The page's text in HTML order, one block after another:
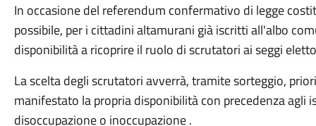
In occasione del referendum confermativo di legge
possibile, per i cittadini altamurani già iscritti all'albo
disponibilità a ricoprire il ruolo di scrutatori ai seggi
La scelta degli scrutatori avverrà, tramite sorteggio,
manifestato la propria disponibilità con precedenza
disoccupazione o inoccupazione .